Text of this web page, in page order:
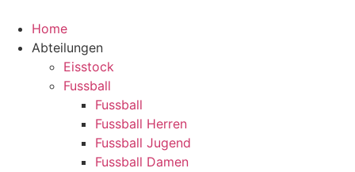
Home
Abteilungen
Eisstock
Fussball
Fussball
Fussball Herren
Fussball Jugend
Fussball Damen